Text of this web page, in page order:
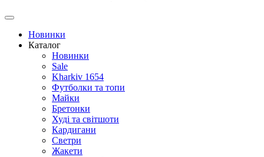
Новинки
Каталог
Новинки
Sale
Kharkiv 1654
Футболки та топи
Майки
Бретонки
Худі та світшоти
Кардигани
Светри
Жакети